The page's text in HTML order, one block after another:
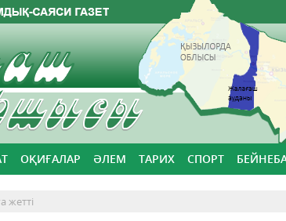
ОҚИҒАЛАР ӘЛЕМ ТАРИХ СПОРТ
жетті